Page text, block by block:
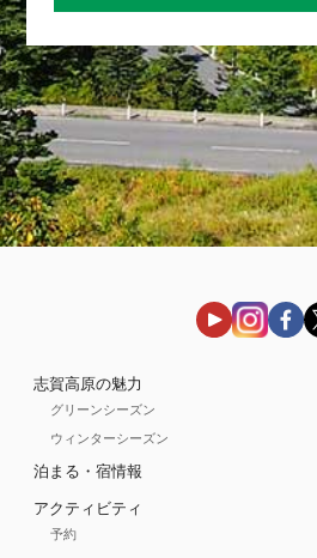
志賀高原の魅力
グリーンシーズン
ウィンターシーズン
泊まる・宿情報
アクティビティ
予約